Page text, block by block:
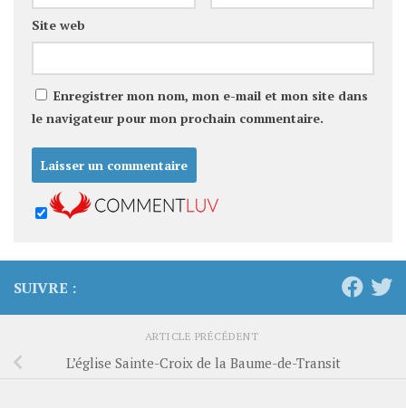
Site web
Enregistrer mon nom, mon e-mail et mon site dans
le navigateur pour mon prochain commentaire.
SUIVRE :
ARTICLE PRÉCÉDENT
L’église Sainte-Croix de la Baume-de-Transit